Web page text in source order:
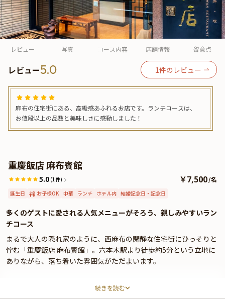
Annyお祝い体験について
Annyお祝いアイテムについて
レビュー 写真 コース内容 店舗情報 留意点
レビュー5.0 1件のレビュー
麻布の住宅街にある、高級感あふれるお店です。ランチコースは、
お値段以上の品数と美味しさに感動しました！
重慶飯店 麻布賓館
5.0 (1件) ￥7,500/名
誕生日 お子様OK 中華 ランチ ホテル内 結婚記念日・記念日
多くのゲストに愛される人気メニューがそろう、親しみやすいラン
チコース
まるで大人の隠れ家のように、西麻布の閑静な住宅街にひっそりと
佇む「重慶飯店 麻布賓館」。六本木駅より徒歩約5分という立地に
ありながら、落ち着いた雰囲気がただよいます。
洗練空間。現場仕込みの料理長が手がける本格四川料理を、フレン
続きを読む